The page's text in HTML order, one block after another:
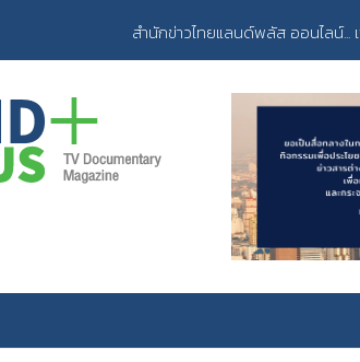
สำนักข่าวไทยแลนด์พลัส ออนไลน์